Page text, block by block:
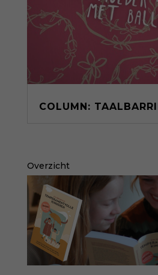
COLUMN:
Overzicht